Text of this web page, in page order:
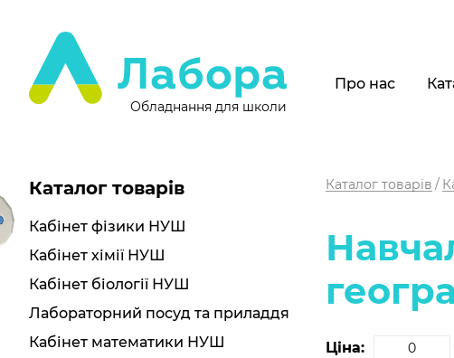
Обладнання для школи
Про нас
Каталог товарів Каталог товарів
Кабінет фізики НУШ
Кабінет хімії НУШ
Кабінет біології НУШ
Лабораторний посуд та приладдя
Кабінет математики НУШ
Ціна: